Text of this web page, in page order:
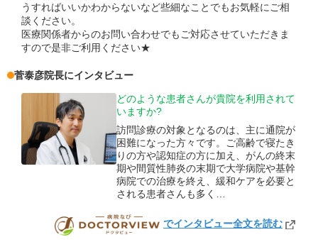
うすればいいかわからないなど些細なことでもお気軽にご相
談ください。
医療関係者からのお問い合わせでもご対応させていただきま
すので是非ご利用ください★
菅泰彦院長にインタビュー
どのような患者さんが貴院を利用されて
いますか?
訪問診療の対象となるのは、主に通院が
困難になった方々です。ご高齢で寝たき
りの方や認知症の方に加え、がんの終末
期や間質性肺炎の末期で大学病院や基幹
病院での治療を終え、緩和ケアを必要と
される患者さんも多く…
DOCTORVIEW
でインタビュー全文を読む